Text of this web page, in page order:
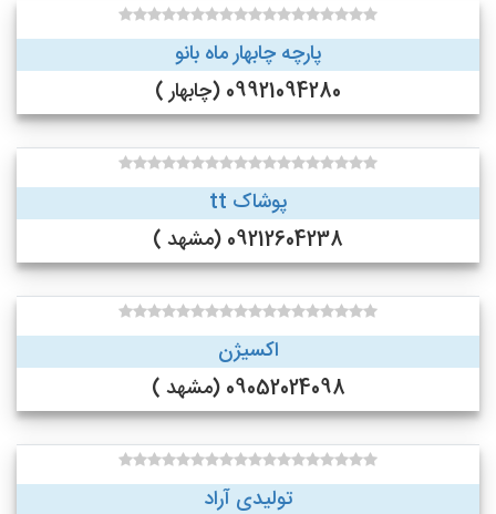
پارچه چابهار ماه بانو
09921094280 (چابهار )
پوشاک tt
09212604238 (مشهد )
اکسیژن
09052024098 (مشهد )
تولیدی آراد